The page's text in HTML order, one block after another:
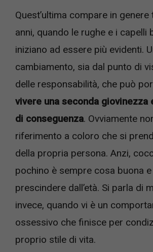
Quest’ultima compare in
anni, quando le rughe e i capelli
iniziano ad essere più evidenti.
cambiamento, sia dal punto di
delle responsabilità, che può
vivere una seconda giovinezza
di conseguenza. Ovviamente
riferimento a coloro che si
della propria persona. Anzi,
pochino è sempre cosa buona
prescindere dall’età. Si parla di
invece, quando vi è un
ossessivo che finisce per
proprio stile di vita.